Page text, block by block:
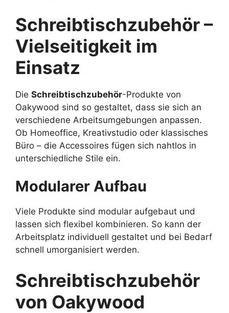
Schreibtischzubehör –
Vielseitigkeit im
Einsatz
Die Schreibtischzubehör-Produkte von
Oakywood sind so gestaltet, dass sie sich an
verschiedene Arbeitsumgebungen anpassen.
Ob Homeoffice, Kreativstudio oder klassisches
Büro – die Accessoires fügen sich nahtlos in
unterschiedliche Stile ein.
Modularer Aufbau
Viele Produkte sind modular aufgebaut und
lassen sich flexibel kombinieren. So kann der
Arbeitsplatz individuell gestaltet und bei Bedarf
schnell umorganisiert werden.
Schreibtischzubehör
von Oakywood